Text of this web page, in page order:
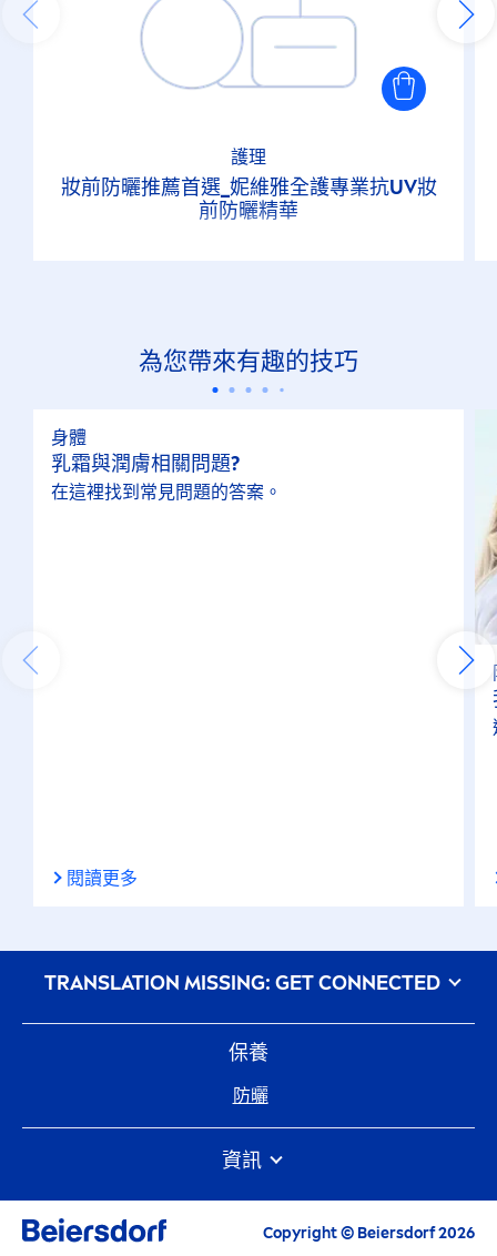
護理
妝前防曬推薦首選_妮維雅全護專業抗UV妝
前防曬精華
為您帶來有趣的技巧
身體
乳霜與潤膚相關問題?
在這裡找到常見問題的答案。
閱讀更多
保養
防曬
資訊
常見問題 Beiersdorf 網站地圖
᠎TRANSLATION MISSING: GET CONNECTED
Copyright © Beiersdorf 2026